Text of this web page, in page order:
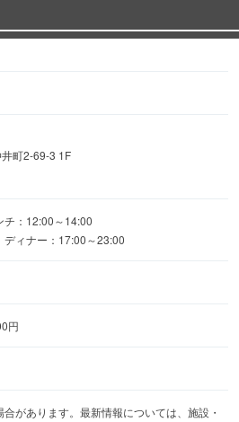
ら是非、鮨処菊よしで♪
町2-69-3 1F
チ：12:00～14:00
ディナー：17:00～23:00
円
があります。最新情報については、施設・